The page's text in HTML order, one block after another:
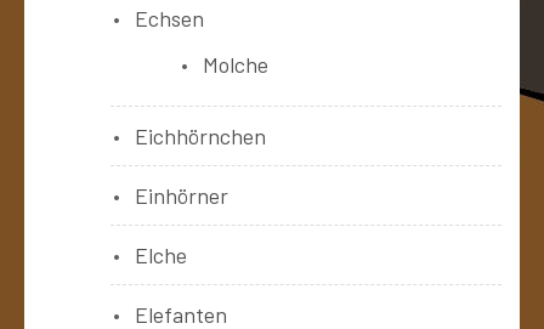
Echsen
Molche
Eichhörnchen
Einhörner
Elche
Elefanten